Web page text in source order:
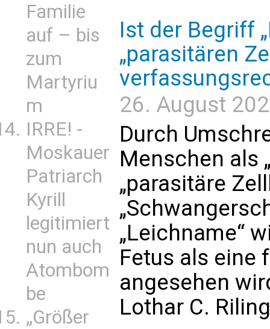
Familie
auf – bis
zum
Martyriu
m
IRRE! -
Moskauer
Patriarch
Kyrill
legitimiert
nun auch
Atombom
be
„Größer
Ist der Begriff
„parasitären
26. August
Durch
Menschen als
„parasitäre
„Leichname“
Fetus als eine
angesehen
Lothar C.